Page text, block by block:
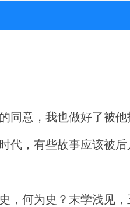
同意，我也做好了被他
代，有些故事应该被后
，何为史？末学浅见，